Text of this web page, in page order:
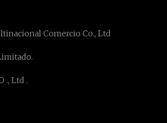
Comercio Co., Ltd
., Ltd .